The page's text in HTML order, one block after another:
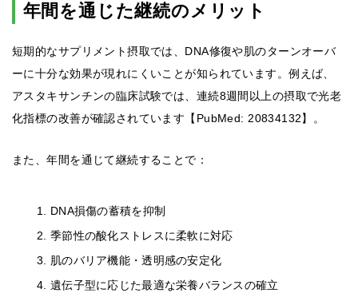
年間を通じた継続のメリット
短期的なサプリメント摂取では、DNA修復や肌のターンオーバ
ーに十分な効果が現れにくいことが知られています。例えば、
アスタキサンチンの臨床試験では、連続8週間以上の摂取で光老
化指標の改善が確認されています【PubMed: 20834132】。
また、年間を通じて継続することで：
DNA損傷の蓄積を抑制
季節性の酸化ストレスに柔軟に対応
肌のバリア機能・透明感の安定化
遺伝子型に応じた最適な栄養バランスの確立